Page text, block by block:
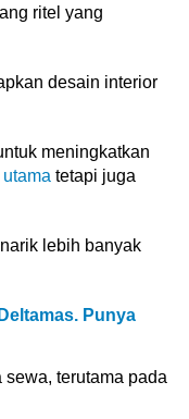
ritel yang
desain interior
meningkatkan
tetapi juga
lebih banyak
Punya
terutama pada